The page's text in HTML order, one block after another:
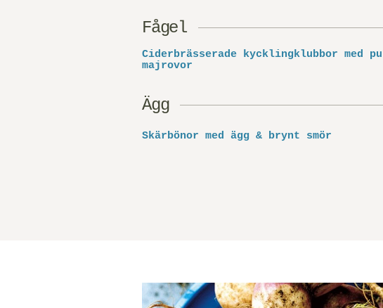
Fågel
Ciderbrässerade kyckling­klubbor med
majrovor
Ägg
Skärbönor med ägg & brynt smör